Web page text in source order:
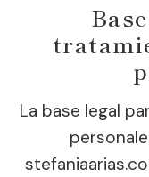
La base legal